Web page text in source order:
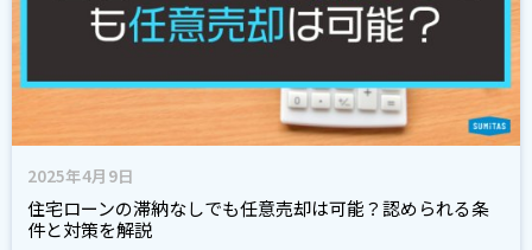
2025年4月9日
住宅ローンの滞納なしでも任意売却は可能？認められる条
件と対策を解説